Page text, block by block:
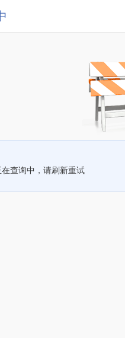
在查询中，请刷新重试